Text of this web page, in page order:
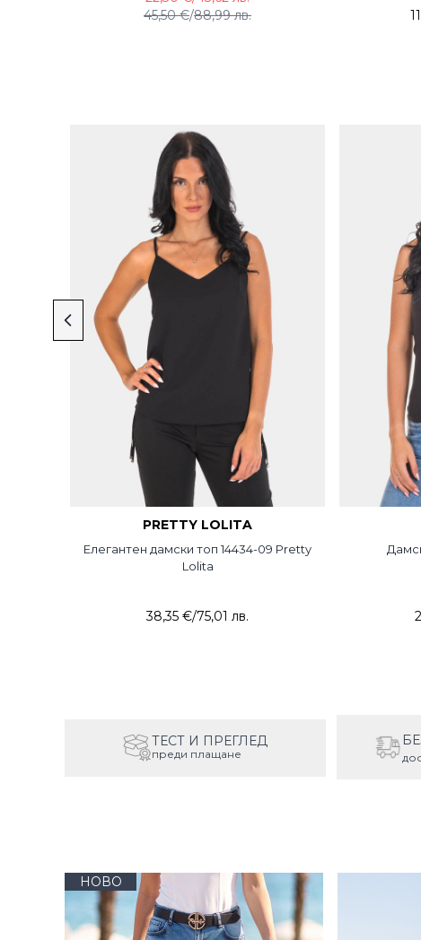
45,50 €/88,99 лв.
PRETTY LOLITA
Елегантен дамски топ 14434-09 Pretty
Lolita
38,35 €/75,01 лв.
ТЕСТ И ПРЕГЛЕД
преди плащане
НОВО